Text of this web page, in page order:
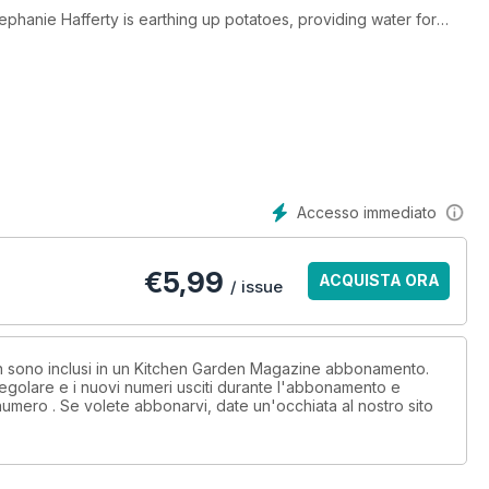
Hafferty is earthing up potatoes, providing water for
Accesso immediato
€5,99 / issue ACQUISTA ORA
inclusi in un Kitchen Garden Magazine abbonamento.
e i nuovi numeri usciti durante l'abbonamento e
. Se volete abbonarvi, date un'occhiata al nostro sito